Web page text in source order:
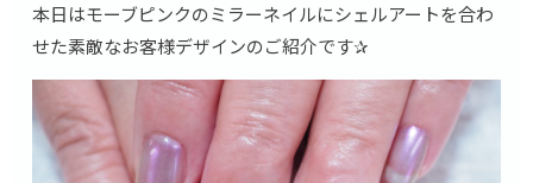
本日はモーブピンクのミラーネイルにシェルアートを合わ
せた素敵なお客様デザインのご紹介です✰